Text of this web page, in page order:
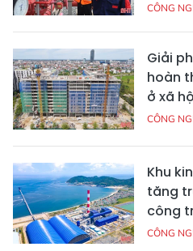
CÔNG
Giải
hoàn
ở xã
CÔNG
Khu
tăng
công
CÔNG